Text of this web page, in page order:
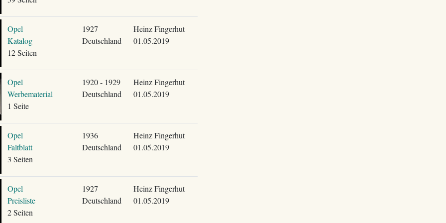
Opel
Katalog
12 Seiten
1927
Deutschland
Heinz Fingerhut
01.05.2019
Opel
Werbematerial
1 Seite
1920 - 1929
Deutschland
Heinz Fingerhut
01.05.2019
Opel
Faltblatt
3 Seiten
1936
Deutschland
Heinz Fingerhut
01.05.2019
Opel
Preisliste
2 Seiten
1927
Deutschland
Heinz Fingerhut
01.05.2019